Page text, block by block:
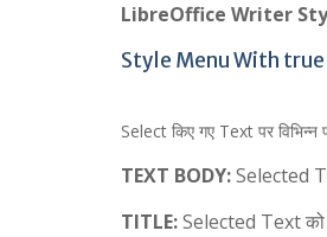
LibreOffice Writer
Style Menu With true
Select किए गए Text पर
TEXT BODY:Selected
TITLE:Selected Text को